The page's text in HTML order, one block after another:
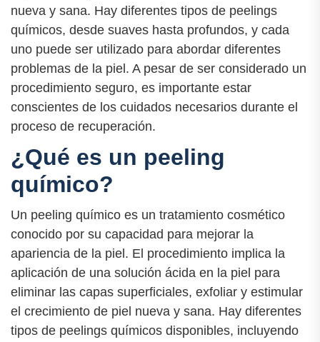
nueva y sana. Hay diferentes tipos de peelings
químicos, desde suaves hasta profundos, y cada
uno puede ser utilizado para abordar diferentes
problemas de la piel. A pesar de ser considerado un
procedimiento seguro, es importante estar
conscientes de los cuidados necesarios durante el
proceso de recuperación.
¿Qué es un peeling
químico?
Un peeling químico es un tratamiento cosmético
conocido por su capacidad para mejorar la
apariencia de la piel. El procedimiento implica la
aplicación de una solución ácida en la piel para
eliminar las capas superficiales, exfoliar y estimular
el crecimiento de piel nueva y sana. Hay diferentes
tipos de peelings químicos disponibles, incluyendo